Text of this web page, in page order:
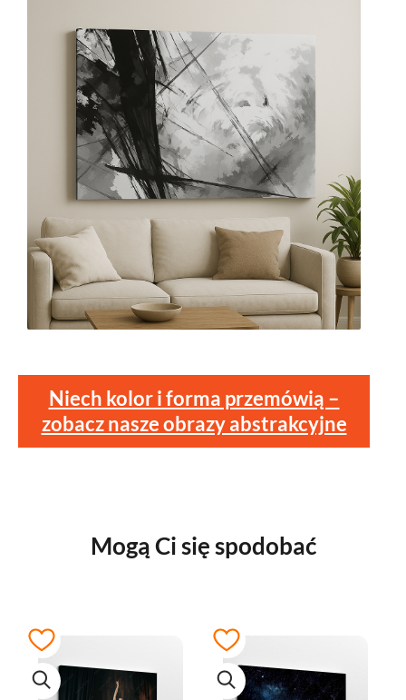
Niech kolor i forma przemówią –
zobacz nasze obrazy abstrakcyjne
Mogą Ci się spodobać